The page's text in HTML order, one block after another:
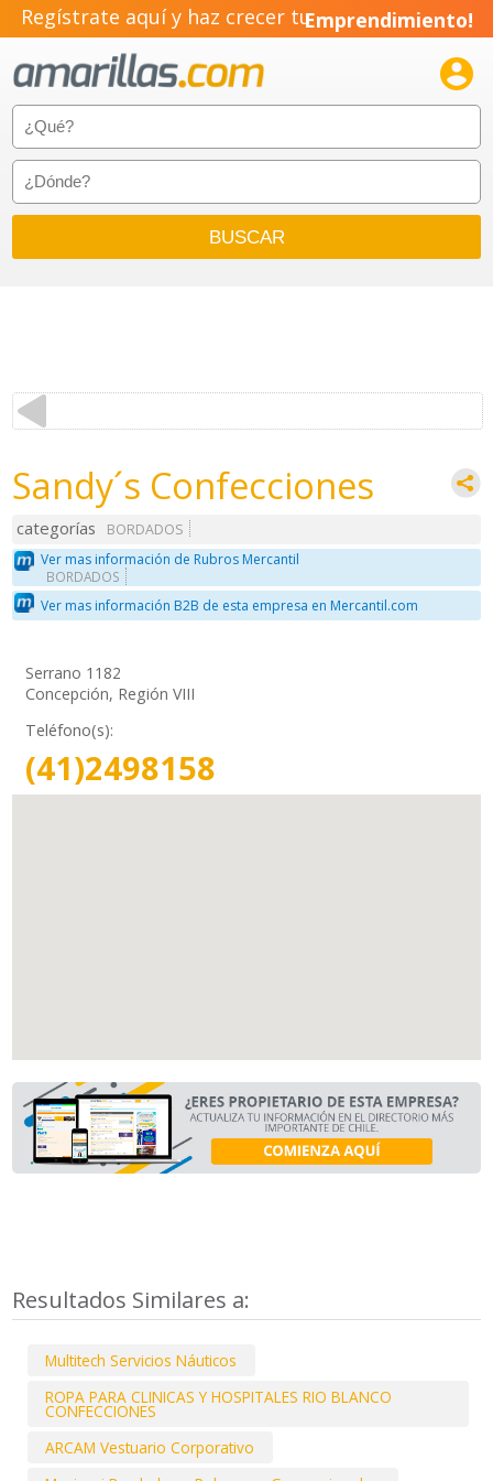
Regístrate aquí y haz crecer tuEmprendimiento!

Sandy´s Confecciones
categorías
BORDADOS
Ver mas información de Rubros Mercantil
BORDADOS
Ver mas información B2B de esta empresa en Mercantil.com
Serrano 1182
Concepción, Región VIII
Teléfono(s):
(41)2498158
Resultados Similares a:
Multitech Servicios Náuticos
ROPA PARA CLINICAS Y HOSPITALES RIO BLANCO
CONFECCIONES
ARCAM Vestuario Corporativo